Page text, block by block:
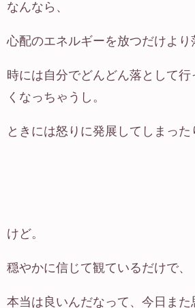
なんなら、
心配のエネルギーを放つだけより
時には自分でどんどん落として行
くなっちゃうし。
ときには怒りに発展してしまった
けど。
穏やかに信じて観ているだけで、
本当は良いんだなって、今日ま